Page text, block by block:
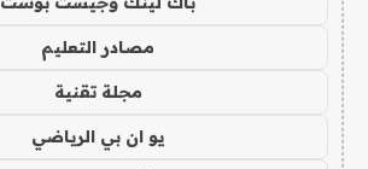
مصادر التعليم
مجلة تقنية
يو ان بي الرياضي